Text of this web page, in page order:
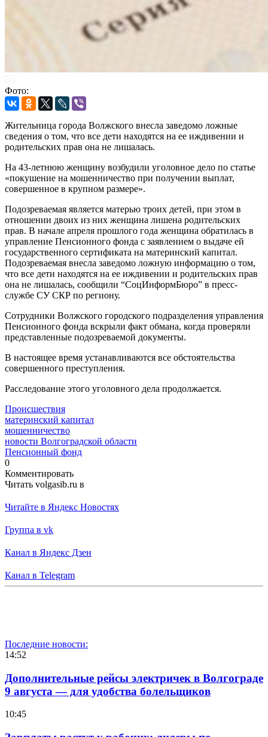
Фото:
Жительница города Волжского внесла заведомо ложные
сведения о том, что все дети находятся на ее иждивении и
родительских прав она не лишалась.
На 43-летнюю женщину возбудили уголовное дело по статье
«покушение на мошенничество при получении выплат,
совершенное в крупном размере».
Подозреваемая является матерью троих детей, при этом в
отношении двоих из них женщина лишена родительских
прав. В начале апреля прошлого года женщина обратилась в
управление Пенсионного фонда с заявлением о выдаче ей
государственного сертификата на материнский капитал.
Подозреваемая внесла заведомо ложную информацию о том,
что все дети находятся на ее иждивении и родительских прав
она не лишалась, сообщили “СоцИнформБюро” в пресс-
службе СУ СКР по региону.
Сотрудники Волжского городского подразделения управления
Пенсионного фонда вскрыли факт обмана, когда проверяли
представленные подозреваемой документы.
В настоящее время устанавливаются все обстоятельства
совершенного преступления.
Расследование этого уголовного дела продолжается.
Происшествия
материнский капитал
мошенничество
новости Волгоградской области
Пенсионный фонд
0
Комментировать
Читать volgasib.ru в
Читайте в Яндекс Новостях
Группа в vk
Канал в Яндекс Дзен
Канал в Telegram
Последние новости:
14:52
Дополнительные рейсы электричек в Волгограде
9 августа — для удобства болельщиков
10:45